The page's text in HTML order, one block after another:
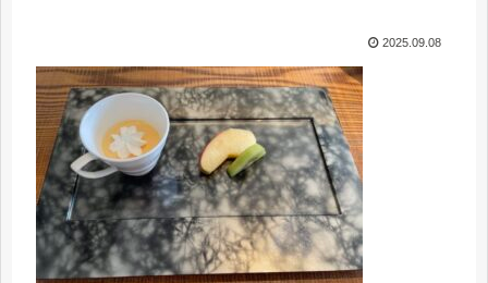
2025.09.08